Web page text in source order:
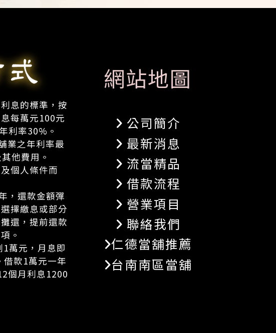
息的標準，按
每萬元100元
利率30%。
業之年利率最
他費用。
個人條件而
，還款金額彈
擇繳息或部分
還，提前還款
。
萬元，月息即
款1萬元一年
個月利息1200
網站地圖
公司簡介
最新消息
流當精品
借款流程
營業項目
聯絡我們
仁德當舖推薦
台南南區當舖